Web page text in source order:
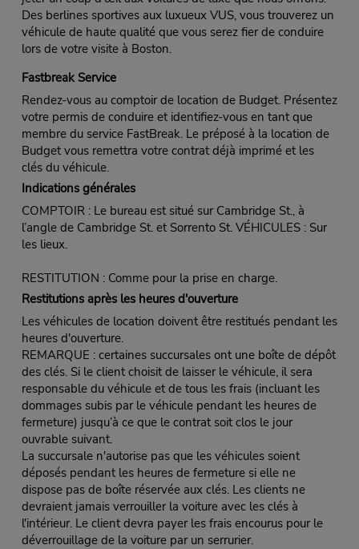
Des berlines sportives aux luxueux VUS, vous trouverez un
véhicule de haute qualité que vous serez fier de conduire
lors de votre visite à Boston.
Fastbreak Service
Rendez-vous au comptoir de location de Budget. Présentez
votre permis de conduire et identifiez-vous en tant que
membre du service FastBreak. Le préposé à la location de
Budget vous remettra votre contrat déjà imprimé et les
clés du véhicule.
Indications générales
COMPTOIR : Le bureau est situé sur Cambridge St., à
l’angle de Cambridge St. et Sorrento St. VÉHICULES : Sur
les lieux.
RESTITUTION : Comme pour la prise en charge.
Restitutions après les heures d'ouverture
Les véhicules de location doivent être restitués pendant les
heures d'ouverture.
REMARQUE : certaines succursales ont une boîte de dépôt
des clés. Si le client choisit de laisser le véhicule, il sera
responsable du véhicule et de tous les frais (incluant les
dommages subis par le véhicule pendant les heures de
fermeture) jusqu’à ce que le contrat soit clos le jour
ouvrable suivant.
La succursale n'autorise pas que les véhicules soient
déposés pendant les heures de fermeture si elle ne
dispose pas de boîte réservée aux clés. Les clients ne
devraient jamais verrouiller la voiture avec les clés à
l'intérieur. Le client devra payer les frais encourus pour le
déverrouillage de la voiture par un serrurier.